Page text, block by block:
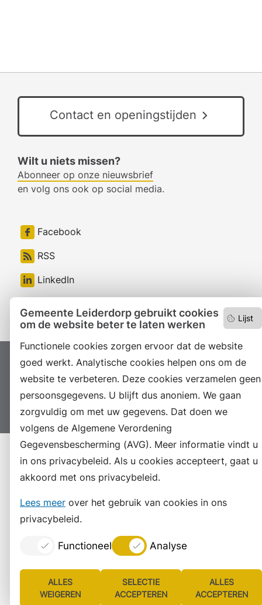
Lijst
Gemeente Leiderdorp gebruikt cookies
om de website beter te laten werken
Functionele cookies zorgen ervoor dat de website
goed werkt. Analytische cookies helpen ons om de
website te verbeteren. Deze cookies verzamelen geen
persoonsgegevens. U blijft dus anoniem. We gaan
zorgvuldig om met uw gegevens. Dat doen we
volgens de Algemene Verordening
Gegevensbescherming (AVG). Meer informatie vindt u
in ons privacybeleid. Als u cookies accepteert, gaat u
akkoord met ons privacybeleid.
Lees meer over het gebruik van cookies in ons
privacybeleid.
Functioneel Analyse
ALLES
WEIGEREN
SELECTIE
ACCEPTEREN
ALLES
ACCEPTEREN
Contact en openingstijden
Wilt u niets missen?
Abonneer op onze nieuwsbrief
en volg ons ook op social media.
Facebook
RSS
LinkedIn
Proclaimer Colofon
Toegankelijkheid
Sitemap
Privacyverklaring
Servicenormen
Suggesties
Archief